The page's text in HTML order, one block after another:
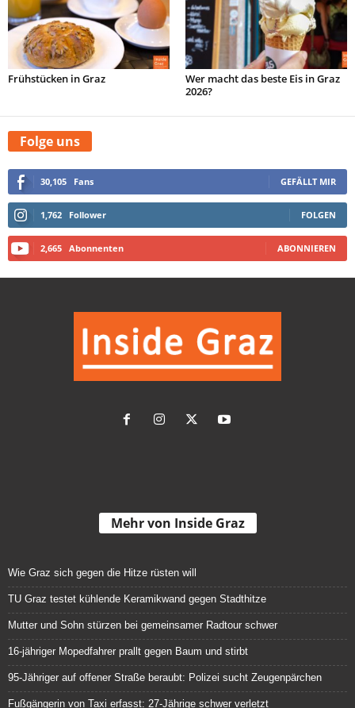
Frühstücken in Graz
Wer macht das beste Eis in Graz
2026?
Folge uns
30,105 Fans GEFÄLLT MIR
1,762 Follower FOLGEN
2,665 Abonnenten ABONNIEREN
Mehr von Inside Graz
Wie Graz sich gegen die Hitze rüsten will
TU Graz testet kühlende Keramikwand gegen Stadthitze
Mutter und Sohn stürzen bei gemeinsamer Radtour schwer
16-jähriger Mopedfahrer prallt gegen Baum und stirbt
95-Jähriger auf offener Straße beraubt: Polizei sucht Zeugenpärchen
Fußgängerin von Taxi erfasst: 27-Jährige schwer verletzt